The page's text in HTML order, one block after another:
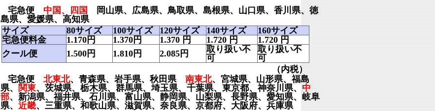
宅急便 中国、四国
岡山県、広島県、鳥取県、島根県、山口県、香川県、徳
島県、愛媛県、高知県
サイズ
80サイズ 100サイズ 120サイズ 140サイズ
160サイズ
宅急便料金
1.170 円 1.370 円 1.370 円 1.720 円 1.720 円
クール便
1.500円 1.810円 2.085円
取り扱い不
可
取り扱い不
可
（内税）
宅急便
北東北、青森県、岩手県、秋田県 南東北、宮城県、山形県、福島
県、 関東、茨城県、栃木県、群馬県、埼玉県、千葉県、東京都、神奈川県、中
部、新潟県、福井県、石川県、富山県、静岡県、山梨県、長野県、愛知県、岐阜
県、 近畿、 三重県、和歌山県、滋賀県、奈良県、京都府、大阪府、兵庫県